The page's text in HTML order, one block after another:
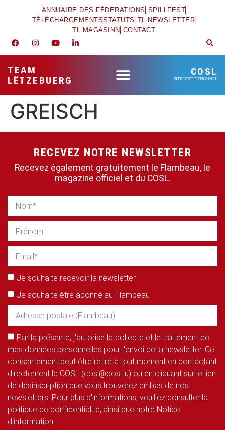
ANNUAIRE DES FÉDÉRATIONS SPILLFEST
TÉLÉCHARGEMENTSSTATUTS TL NEWSLETTER
TL MAGASINN CONTACT
TEAM
LËTZEBUERG
COSL
SITE INSTITUTIONNEL
GREISCH
RECEVEZ NOTRE NEWSLETTER
Recevez également gratuitement le Flambeau, le
magazine officiel et du COSL.
Je souhaite recevoir la newsletter
Je souhaite être abonné au Flambeau
Par la présente, j'autorise la collecte et le traitement de
mes données personnelles pour l'envoi de la newsletter. Ce
consentement peut être retiré à tout moment en contactant
directement le COSL (cosl@cosl.lu) ou en cliquant sur le lien
de désinscription que vous trouverez en bas de nos
newsletters. Pour plus d'informations, veuillez consulter la
politique de confidentialité, ainsi que notre Notice
d'information.